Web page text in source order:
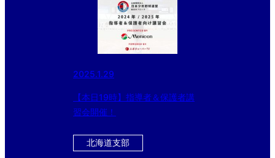
2025.1.29
【本日19時】指導者＆保護者講
習会開催！
北海道支部